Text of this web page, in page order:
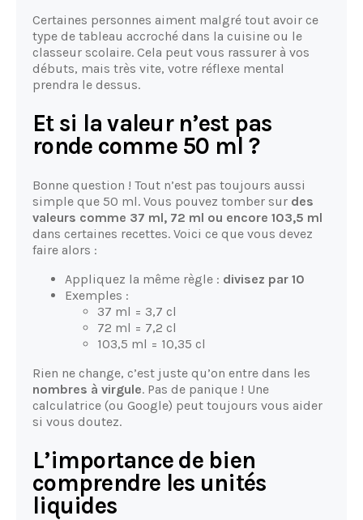
Certaines personnes aiment malgré tout avoir ce
type de tableau accroché dans la cuisine ou le
classeur scolaire. Cela peut vous rassurer à vos
débuts, mais très vite, votre réflexe mental
prendra le dessus.
Et si la valeur n’est pas
ronde comme 50 ml ?
Bonne question ! Tout n’est pas toujours aussi
simple que 50 ml. Vous pouvez tomber sur des
valeurs comme 37 ml, 72 ml ou encore 103,5 ml
dans certaines recettes. Voici ce que vous devez
faire alors :
Appliquez la même règle : divisez par 10
Exemples :
37 ml = 3,7 cl
72 ml = 7,2 cl
103,5 ml = 10,35 cl
Rien ne change, c’est juste qu’on entre dans les
nombres à virgule. Pas de panique ! Une
calculatrice (ou Google) peut toujours vous aider
si vous doutez.
L’importance de bien
comprendre les unités
liquides